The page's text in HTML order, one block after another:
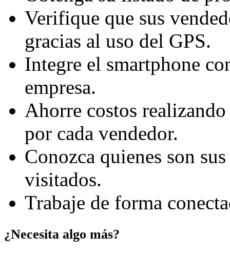
Verifique que sus
gracias al uso del GPS.
Integre el smartphone
empresa.
Ahorre costos
por cada vendedor.
Conozca quienes son
visitados.
Trabaje de forma
¿Necesita algo más?